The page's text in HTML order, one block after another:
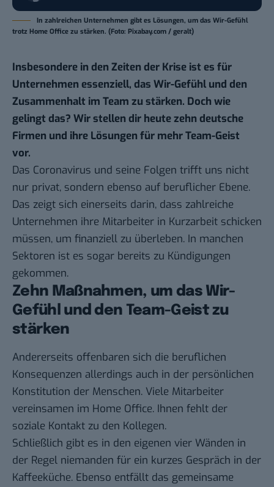
In zahlreichen Unternehmen gibt es Lösungen, um das Wir-Gefühl
trotz Home Office zu stärken. (Foto: Pixabay.com / geralt)
Insbesondere in den Zeiten der Krise ist es für
Unternehmen essenziell, das Wir-Gefühl und den
Zusammenhalt im Team zu stärken. Doch wie
gelingt das? Wir stellen dir heute zehn deutsche
Firmen und ihre Lösungen für mehr Team-Geist
vor.
Das Coronavirus und seine Folgen trifft uns nicht
nur privat, sondern ebenso auf beruflicher Ebene.
Das zeigt sich einerseits darin, dass zahlreiche
Unternehmen ihre Mitarbeiter in Kurzarbeit schicken
müssen, um finanziell zu überleben. In manchen
Sektoren ist es sogar bereits zu Kündigungen
gekommen.
Zehn Maßnahmen, um das Wir-
Gefühl und den Team-Geist zu
stärken
Andererseits offenbaren sich die beruflichen
Konsequenzen allerdings auch in der persönlichen
Konstitution der Menschen. Viele Mitarbeiter
vereinsamen im Home Office. Ihnen fehlt der
soziale Kontakt zu den Kollegen.
Schließlich gibt es in den eigenen vier Wänden in
der Regel niemanden für ein kurzes Gespräch in der
Kaffeeküche. Ebenso entfällt das gemeinsame